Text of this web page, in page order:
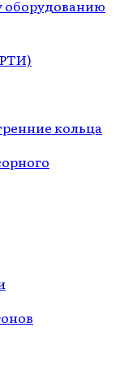
оборудованию
кольца